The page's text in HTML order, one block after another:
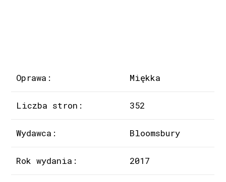
Oprawa: Miękka
Liczba stron: 352
Wydawca: Bloomsbury
Rok wydania: 2017